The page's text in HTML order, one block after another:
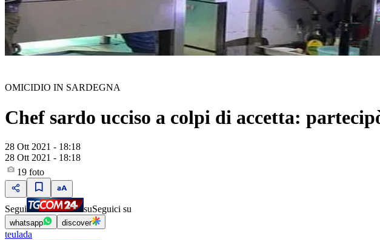
OMICIDIO IN SARDEGNA
Chef sardo ucciso a colpi di accetta:
28 Ott 2021 - 18:18
28 Ott 2021 - 18:18
19 foto
Segui suSeguici su
whatsapp discover
teulada